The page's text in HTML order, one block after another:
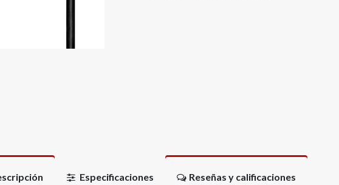
Especificaciones Reseñas y calificaciones